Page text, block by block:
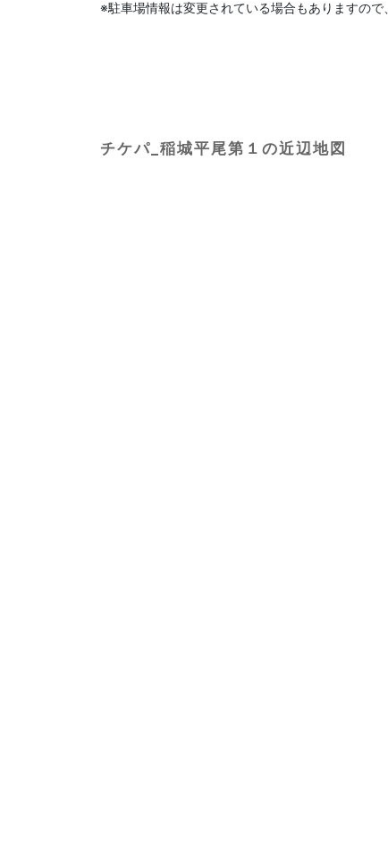
※駐車場情報は変更されている場合もありますの
チケパ_稲城平尾第１の近辺地図